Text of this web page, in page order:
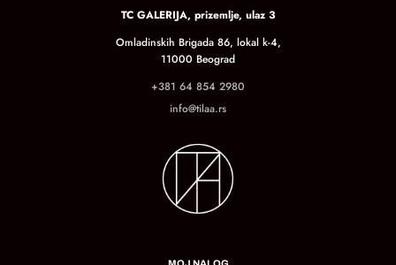
TC GALERIJA, prizemlje, ulaz 3
Omladinskih Brigada 86, lokal k-4,
11000 Beograd
+381 64 854 2980
info@tilaa.rs